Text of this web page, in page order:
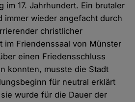
im 17. Jahrhundert. Ein brutaler
immer wieder angefacht durch
christlicher
im Friendenssaal von Münster
einen Friedensschluss
konnten, musste die Stadt
für neutral erklärt
wurde für die Dauer der